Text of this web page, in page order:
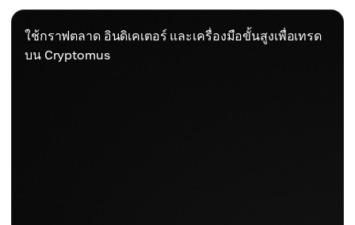
ใช้กราฟตลาด อินดิเคเตอร์ และเครื่องมือขั้นสูงเพื่อเทรด
บน Cryptomus